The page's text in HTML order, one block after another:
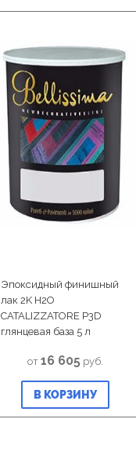
Эпоксидный финишный
лак 2K H2O
CATALIZZATORE P3D
глянцевая база 5 л
от16 605 руб.
В КОРЗИНУ